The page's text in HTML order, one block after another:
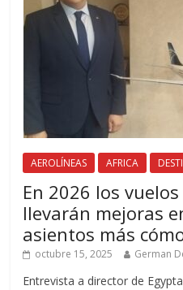
AEROLÍNEAS AFRICA
En 2026 los
llevarán mejoras
asientos más
octubre 15, 2025 German
Entrevista a director de